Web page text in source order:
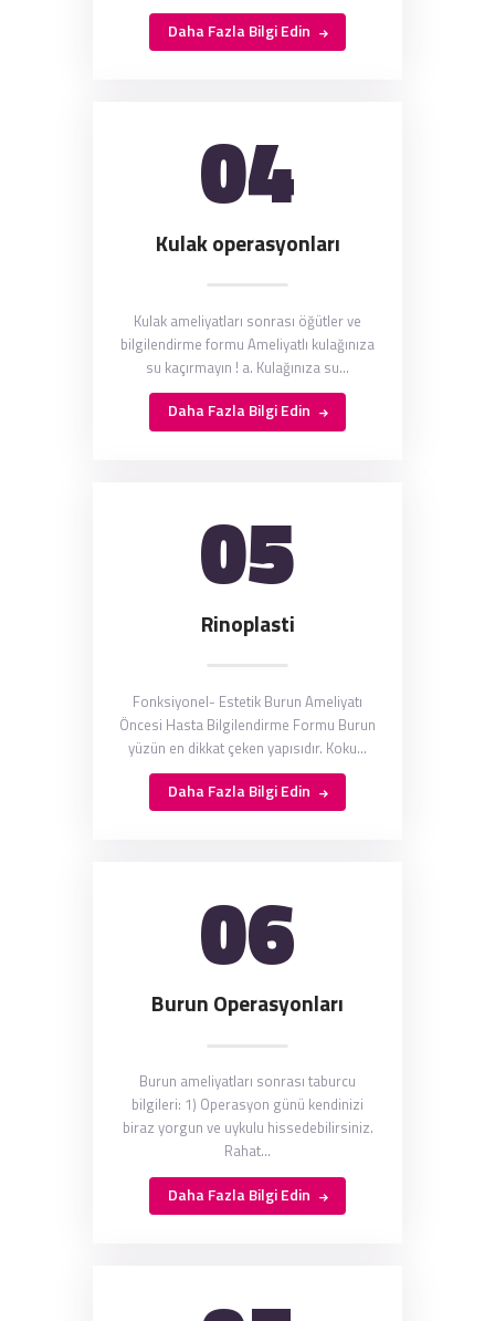
Daha Fazla Bilgi Edin
04
Kulak operasyonları
Kulak ameliyatları sonrası öğütler ve
bilgilendirme formu Ameliyatlı kulağınıza
su kaçırmayın ! a. Kulağınıza su…
Daha Fazla Bilgi Edin
05
Rinoplasti
Fonksiyonel- Estetik Burun Ameliyatı
Öncesi Hasta Bilgilendirme Formu Burun
yüzün en dikkat çeken yapısıdır. Koku…
Daha Fazla Bilgi Edin
06
Burun Operasyonları
Burun ameliyatları sonrası taburcu
bilgileri: 1) Operasyon günü kendinizi
biraz yorgun ve uykulu hissedebilirsiniz.
Rahat…
Daha Fazla Bilgi Edin